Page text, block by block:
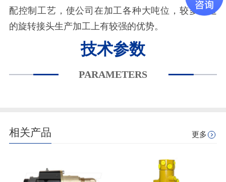
配控制工艺，使公司在加工各种大吨位，较多孔道
的旋转接头生产加工上有较强的优势。
技术参数
PARAMETERS
相关产品 更多